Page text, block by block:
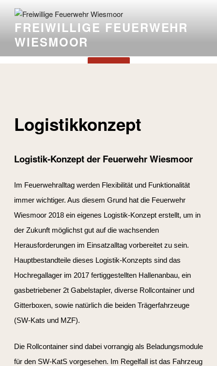
FREIWILLIGE FEUERWEHR
WIESMOOR
Logistikkonzept
Logistik-Konzept der Feuerwehr Wiesmoor
Im Feuerwehralltag werden Flexibilität und Funktionalität
immer wichtiger. Aus diesem Grund hat die Feuerwehr
Wiesmoor 2018 ein eigenes Logistik-Konzept erstellt, um in
der Zukunft möglichst gut auf die wachsenden
Herausforderungen im Einsatzalltag vorbereitet zu sein.
Hauptbestandteile dieses Logistik-Konzepts sind das
Hochregallager im 2017 fertiggestellten Hallenanbau, ein
gasbetriebener 2t Gabelstapler, diverse Rollcontainer und
Gitterboxen, sowie natürlich die beiden Trägerfahrzeuge
(SW-Kats und MZF).
Die Rollcontainer sind dabei vorrangig als Beladungsmodule
für den SW-KatS vorgesehen. Im Regelfall ist das Fahrzeug